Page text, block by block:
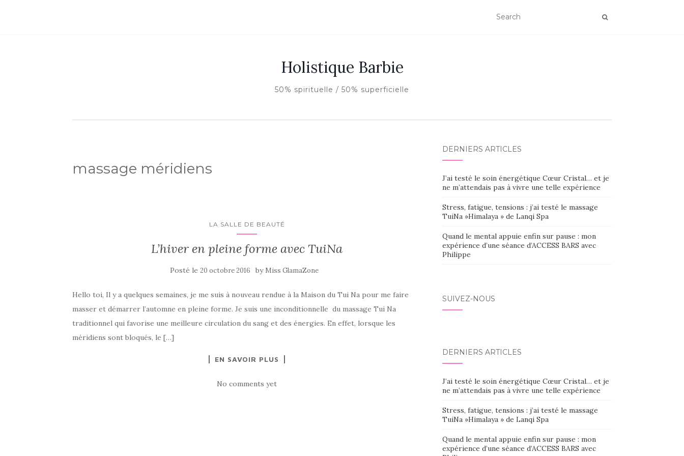
Holistique Barbie
50% spirituelle / 50% superficielle
massage méridiens
LA SALLE DE BEAUTÉ
L’hiver en pleine forme avec TuiNa
Posté le20 octobre 2016 by Miss GlamaZone
Hello toi, Il y a quelques semaines, je me suis à nouveau rendue à la Maison du Tui Na pour me faire
masser et démarrer l’automne en pleine forme. Je suis une inconditionnelle du massage Tui Na
traditionnel qui favorise une meilleure circulation du sang et des énergies. En effet, lorsque les
méridiens sont bloqués, le […]
EN SAVOIR PLUS
No comments yet
DERNIERS ARTICLES
J’ai testé le soin énergétique Cœur Cristal… et je
ne m’attendais pas à vivre une telle expérience
Stress, fatigue, tensions : j’ai testé le massage
TuiNa »Himalaya » de Lanqi Spa
Quand le mental appuie enfin sur pause : mon
expérience d’une séance d’ACCESS BARS avec
Philippe
SUIVEZ-NOUS
DERNIERS ARTICLES
J’ai testé le soin énergétique Cœur Cristal… et je
ne m’attendais pas à vivre une telle expérience
Stress, fatigue, tensions : j’ai testé le massage
TuiNa »Himalaya » de Lanqi Spa
Quand le mental appuie enfin sur pause : mon
expérience d’une séance d’ACCESS BARS avec